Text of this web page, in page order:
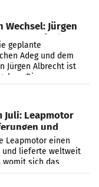
Jürgen
auf Adeg
geplante
Adeg und dem
Jürgen Albrecht ist
Die
und der
Juli: Leapmotor
und
Marke
Leapmotor einen
und lieferte weltweit
womit sich das
2025 mehr als